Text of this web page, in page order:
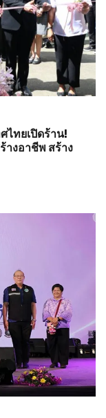
ไทยเปิดร้าน!
างอาชีพ สร้าง